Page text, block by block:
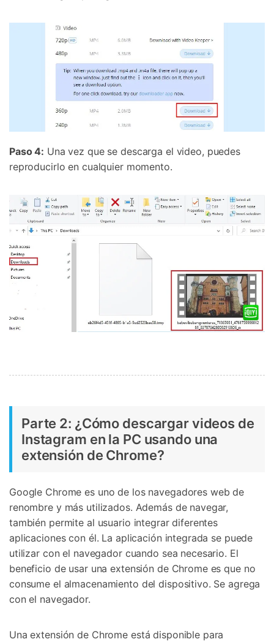
Paso 4: Una vez que se descarga el video, puedes
reproducirlo en cualquier momento.
Parte 2: ¿Cómo descargar videos de
Instagram en la PC usando una
extensión de Chrome?
Google Chrome es uno de los navegadores web de
renombre y más utilizados. Además de navegar,
también permite al usuario integrar diferentes
aplicaciones con él. La aplicación integrada se puede
utilizar con el navegador cuando sea necesario. El
beneficio de usar una extensión de Chrome es que no
consume el almacenamiento del dispositivo. Se agrega
con el navegador.
Una extensión de Chrome está disponible para